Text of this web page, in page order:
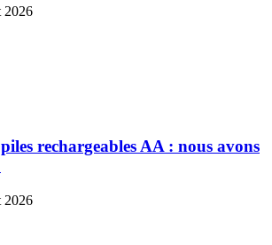
2026
rechargeables AA : nous avons
2026